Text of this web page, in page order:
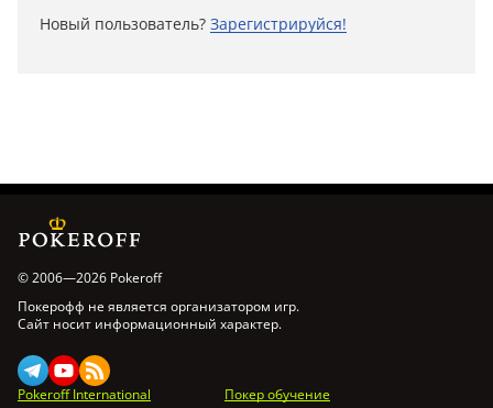
Новый пользователь? Зарегистрируйся!
© 2006—2026 Pokeroff
Покерофф не является организатором игр.
Сайт носит информационный характер.
Pokeroff International Покер обучение